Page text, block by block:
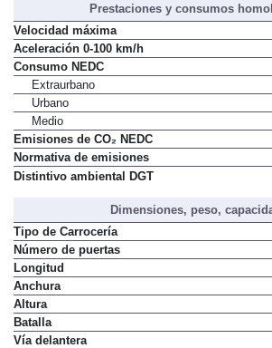
Prestaciones y consumos
Velocidad máxima
Aceleración 0-100 km/h
Consumo NEDC
Extraurbano
Urbano
Medio
Emisiones de CO₂ NEDC
Normativa de emisiones
Distintivo ambiental DGT
Dimensiones, peso,
Tipo de Carrocería
Número de puertas
Longitud
Anchura
Altura
Batalla
Vía delantera